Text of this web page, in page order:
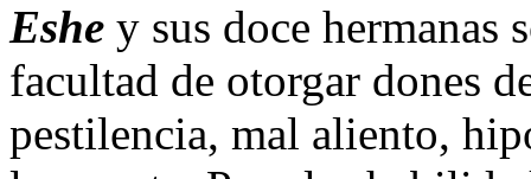
Eshe y sus doce hermanas
facultad de otorgar dones
pestilencia, mal aliento,